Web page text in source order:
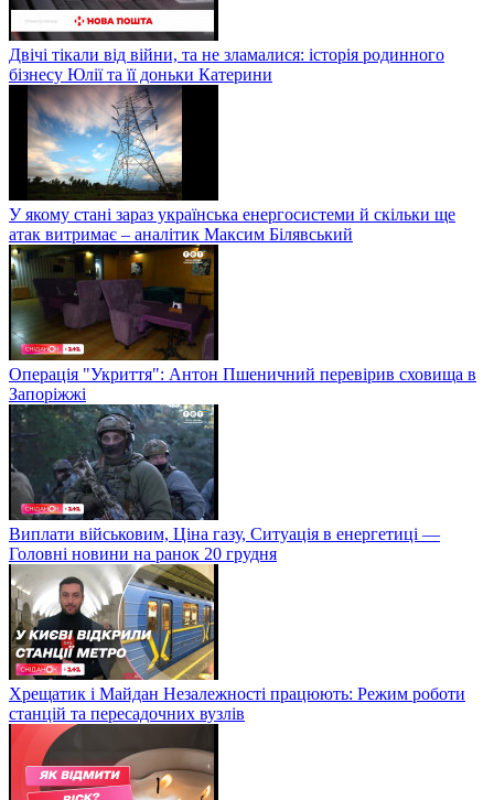
Двічі тікали від війни, та не зламалися: історія родинного
бізнесу Юлії та її доньки Катерини
У якому стані зараз українська енергосистеми й скільки ще
атак витримає – аналітик Максим Білявський
Операція "Укриття": Антон Пшеничний перевірив сховища в
Запоріжжі
Виплати військовим, Ціна газу, Ситуація в енергетиці —
Головні новини на ранок 20 грудня
Хрещатик і Майдан Незалежності працюють: Режим роботи
станцій та пересадочних вузлів